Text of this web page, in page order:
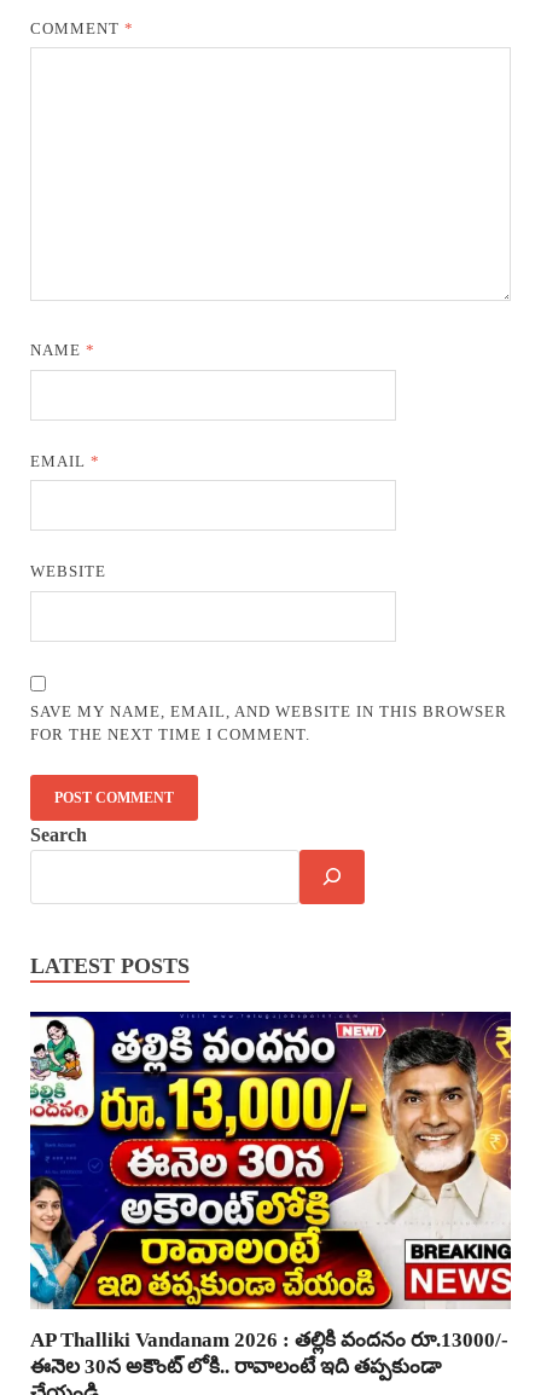
COMMENT*
NAME*
EMAIL*
WEBSITE
SAVE MY NAME, EMAIL, AND WEBSITE IN THIS BROWSER
FOR THE NEXT TIME I COMMENT.
Search
LATEST POSTS
AP Thalliki Vandanam 2026 : తల్లికి వందనం రూ.13000/-
ఈనెల 30న అకౌంట్ లోకి.. రావాలంటే ఇది తప్పకుండా